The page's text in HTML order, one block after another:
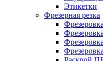
Этикетки
Фрезерная резка